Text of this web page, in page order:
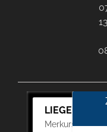
LIEGERT &
Merkurstr. 11,